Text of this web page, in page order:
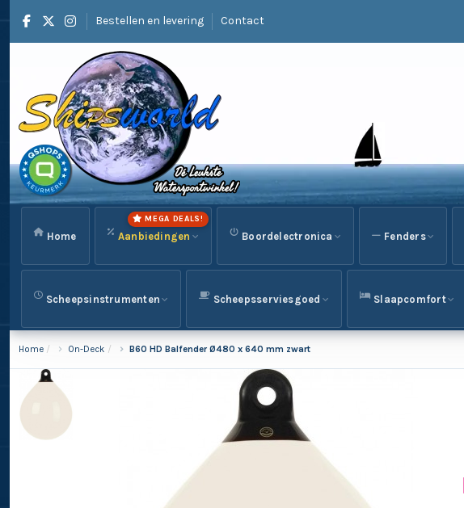
Bestellen en levering Contact
Home Aanbiedingen
MEGA DEALS!
Boordelectronica Fenders
Scheepsinstrumenten Scheepsserviesgoed Slaapcomfort
Home On-Deck B60 HD Balfender Ø480 x 640 mm zwart